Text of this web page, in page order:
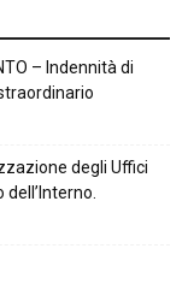
– Indennità di
degli Uffici